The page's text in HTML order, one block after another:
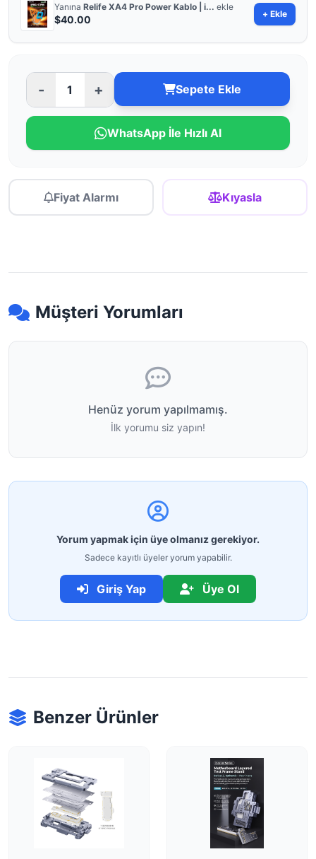
Yanına Relife XA4 Pro Power Kablo | i... ekle
$40.00 + Ekle
- + Sepete Ekle
WhatsApp İle Hızlı Al
Fiyat Alarmı Kıyasla
Müşteri Yorumları
Henüz yorum yapılmamış.
İlk yorumu siz yapın!
Yorum yapmak için üye olmanız gerekiyor.
Sadece kayıtlı üyeler yorum yapabilir.
Giriş Yap Üye Ol
Benzer Ürünler